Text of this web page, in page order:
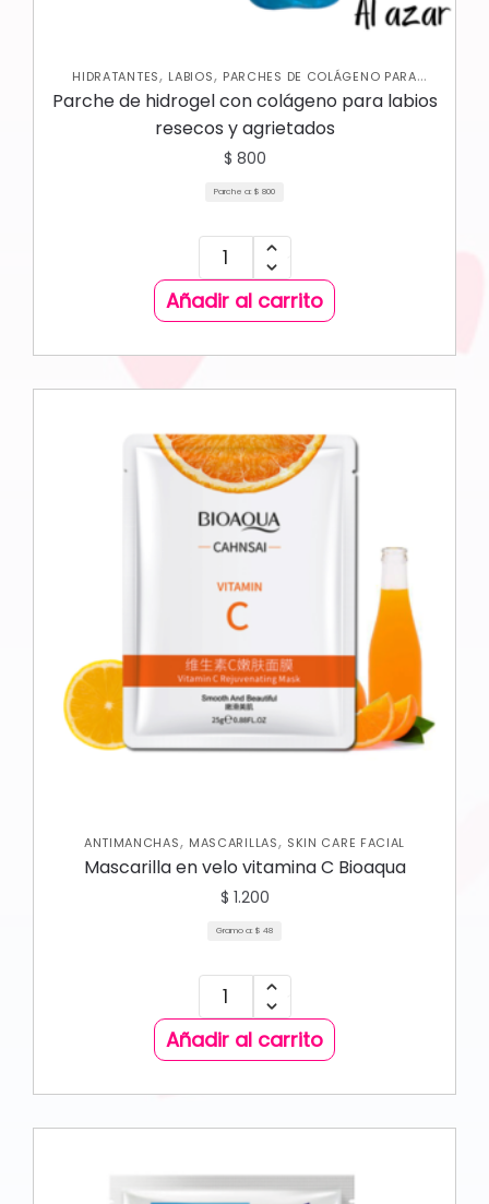
HIDRATANTES, LABIOS, PARCHES DE COLÁGENO PARA
LABIOS
,SKIN CARE FACIAL
Parche de hidrogel con colágeno para labios
resecos y agrietados
$ 800
Parche a: $ 800
Añadir al carrito
ANTIMANCHAS, MASCARILLAS, SKIN CARE FACIAL
Mascarilla en velo vitamina C Bioaqua
$ 1.200
Gramo a: $ 48
Añadir al carrito